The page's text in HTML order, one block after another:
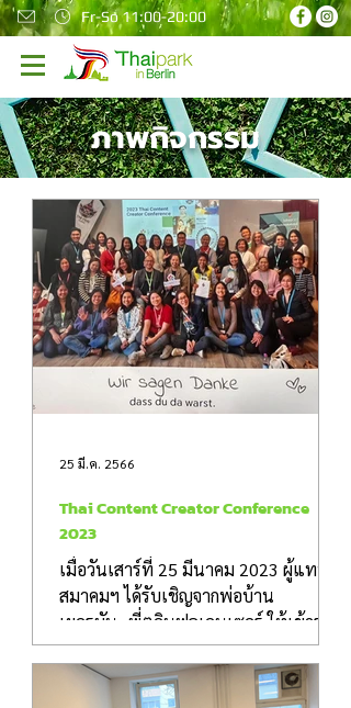
Fr-So 11:00-20:00
ภาพกิจกรรม
Thai Content Creator Conference
2023
เมื่อวันเสาร์ที่ 25 มีนาคม 2023 ผู้แทน
สมาคมฯ ได้รับเชิญจากพ่อบ้าน
เยอรมัน+พี่ๆอินฟลูเอนเซอร์ ให้เข้าร่วม
งาน Thai Content Creator...
25 มี.ค. 2566